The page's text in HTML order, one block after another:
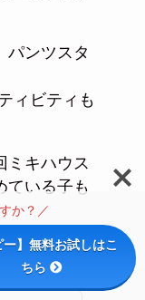
パンツスタ
ィビティも
ミキハウス
ている子も
受けしま
か？／
ー】無料お試しはこ
ちら